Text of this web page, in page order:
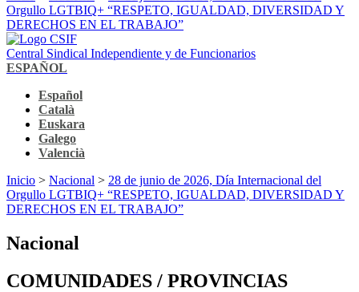
Orgullo LGTBIQ+ “RESPETO, IGUALDAD, DIVERSIDAD Y
DERECHOS EN EL TRABAJO”
Central Sindical Independiente y de Funcionarios
ESPAÑOL
Español
Català
Euskara
Galego
Valencià
Inicio > Nacional > 28 de junio de 2026, Día Internacional del
Orgullo LGTBIQ+ “RESPETO, IGUALDAD, DIVERSIDAD Y
DERECHOS EN EL TRABAJO”
Nacional
COMUNIDADES / PROVINCIAS